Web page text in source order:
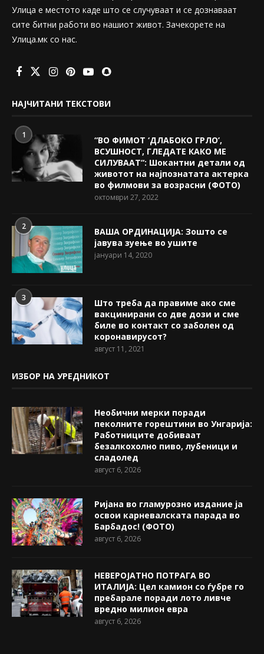
Улица е местото каде што се случуваат и се дознаваат
сите битни работи во нашиот живот. Зачекорете на
Улица.мк со нас.
НАЈЧИТАНИ ТЕКСТОВИ
1
“ВО ФИМОТ ‘ДЛАБОКО ГРЛО’,
ВСУШНОСТ, ГЛЕДАТЕ КАКО МЕ
СИЛУВААТ“: Шокантни детали од
животот на најпознатата актерка
во филмови за возрасни (ФОТО)
октомври 27, 2022
2
ВАША ОРДИНАЦИЈА: Зошто се
јавува зуење во ушите
јануари 14, 2020
3
Што треба да правиме ако сме
вакцинирани со две дози и сме
биле во контакт со заболен од
коронавирусот?
август 11, 2021
ИЗБОР НА УРЕДНИКОТ
Необични мерки поради
пеколните горештини во Унгарија:
Работниците добиваат
безалкохолно пиво, лубеници и
сладолед
август 6, 2026
Ријана во гламурозно издание ја
освои карневалската парада во
Барбадос! (ФОТО)
август 6, 2026
НЕВЕРОЈАТНО ПОТРАГА ВО
ИТАЛИЈА: Цел камион со ѓубре го
пребарале поради лото ливче
вредно милион евра
август 6, 2026